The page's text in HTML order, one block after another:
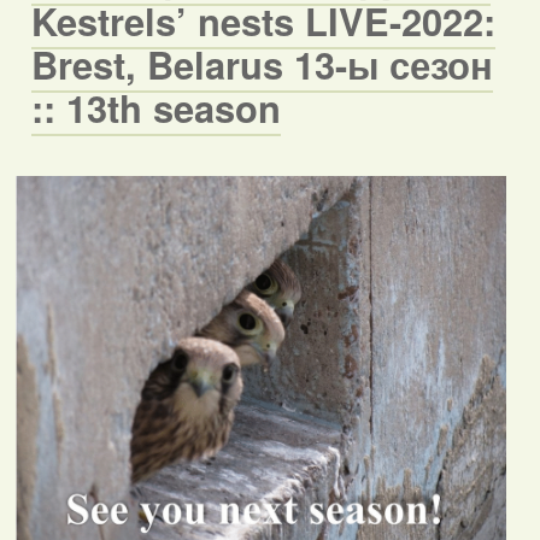
Kestrels’ nests LIVE-2022:
Brest, Belarus 13-ы сезон
:: 13th season